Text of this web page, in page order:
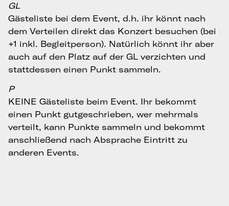
GL
Gästeliste bei dem Event, d.h. ihr könnt nach
dem Verteilen direkt das Konzert besuchen (bei
+1 inkl. Begleitperson). Natürlich könnt ihr aber
auch auf den Platz auf der GL verzichten und
stattdessen einen Punkt sammeln.
P
KEINE Gästeliste beim Event. Ihr bekommt
einen Punkt gutgeschrieben, wer mehrmals
verteilt, kann Punkte sammeln und bekommt
anschließend nach Absprache Eintritt zu
anderen Events.